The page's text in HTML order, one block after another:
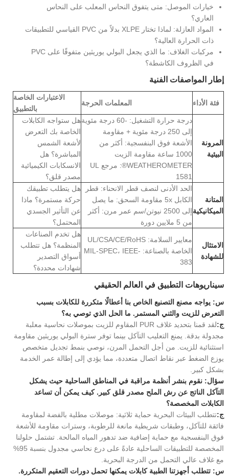
خيارات الموصل: متى يتفوق النحاس المعلب على النحاس
العاري؟
المواد العازلة: لماذا تختار XLPE بدلاً من PVC القياسي للتطبيقات
ذات الحرارة العالية؟
مركبات الغلاف: ما الذي يجعل البولي يوريثين متفوقًا على PVC
في الظروف الكاشطة؟
إطار المواصفات الفنية
فئة الأداء المعلمات الحرجة
الاعتبارات الخاصة
بالتطبيق
المرونة
البيئية
درجة حرارة التشغيل: -60 درجة مئوية
إلى 250 درجة مئوية + مقاومة
الأشعة فوق البنفسجية: أكثر من
1000 ساعة مقاومة الزيت
WEATHEROMETER®: مرجع UL
1581
هل ستواجه الكابلات
الخاصة بك التعرض
لأشعة الشمس
المباشرة؟ هل
الانسكابات الكيميائية
مصدر قلق؟
المتانة
الميكانيكية
الحد الأدنى لنصف قطر الانحناء: قطر
الكابل 5x مقاومة السحق: ما يصل
إلى 2500 نيوتن/سم عمر مرن: أكثر
من 5 ملايين دورة
هل يتطلب تطبيقك
حركة مستمرة؟ ماذا
عن التأثير الجسدي
المحتمل؟
الامتثال
للشهادة
معايير السلامة: UL/CSA/CE/RoHS
الخاصة بالصناعة: MIL-SPEC، IEEE-
383
هل تخدم الصناعات
المنظمة؟ هل تتطلب
أسواق التصدير
شهادات محددة؟
سيناريوهات التطبيق في العالم الحقيقي
س: يواجه مصنع التصنيع الخاص بنا أعطالًا متكررة للكابلات بسبب
التعرض للزيت والثني المستمر. ما الحل الذي توصي به؟
ج:
لقد قمنا بتحديد غلاف PUR المقاوم للزيت بموصلات نحاسية معلبة
مجدولة بدقة. يمنع التعليب التآكل بينما توفر سترة البولي يوريثين مقاومة
استثنائية للزيت. من أجل التحمل المرن، نوصي بنمط تجديل متخصص
يوزع الضغط عبر نقاط اتصال متعددة، مما يؤدي إلى إطالة عمر الخدمة
بشكل كبير.
سؤال: نقوم بنشر أنظمة مراقبة في المناطق الساحلية حيث يشكل
التآكل الناتج عن رش الملح مصدر قلق كبير. كيف يمكن أن تساعد
الكابلات المخصصة؟
ج:تتطلب البيئات البحرية حماية ثلاثية: موصلات مطلية بالفضة لمقاومة
فائقة للتآكل، وطبقات شريطية مانعة للرطوبة، وسترات مقاومة للأشعة
فوق البنفسجية مع حماية إضافية ضد تدهور المياه المالحة. تشتمل حلولنا
المخصصة للتطبيقات الساحلية عادةً على درع نحاسي مجدول بنسبة 95%
مع غلاف عالي التحمل من الدرجة البحرية.
س: تتطلب أجهزتنا الطبية كابلات يمكنها تحمل دورات التعقيم المتكررة.